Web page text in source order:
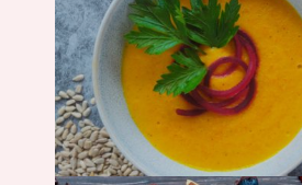
Suppe